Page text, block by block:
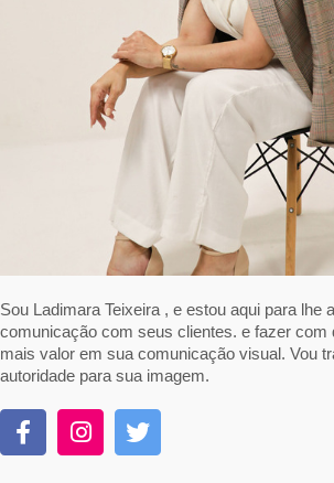
Sou Ladimara Teixeira , e estou aqui para lhe
comunicação com seus clientes. e fazer com
mais valor em sua comunicação visual. Vou
autoridade para sua imagem.